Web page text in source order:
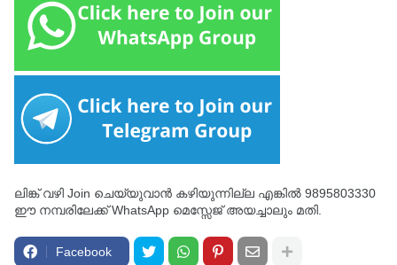
ലിങ്ക് വഴി Join ചെയ്യുവാൻ കഴിയുന്നില്ല എങ്കിൽ 9895803330
ഈ നമ്പരിലേക്ക് WhatsApp മെസ്സേജ് അയച്ചാലും മതി.
Facebook